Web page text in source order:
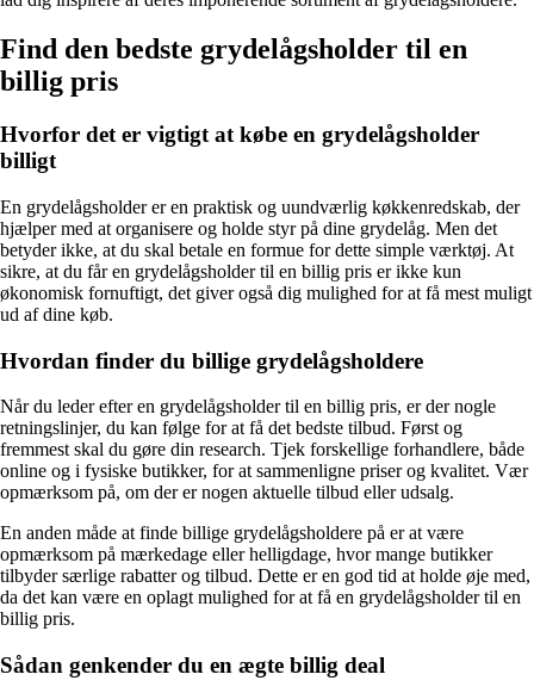
Find den bedste grydelågsholder til en
billig pris
Hvorfor det er vigtigt at købe en grydelågsholder
billigt
En grydelågsholder er en praktisk og uundværlig køkkenredskab, der
hjælper med at organisere og holde styr på dine grydelåg. Men det
betyder ikke, at du skal betale en formue for dette simple værktøj. At
sikre, at du får en grydelågsholder til en billig pris er ikke kun
økonomisk fornuftigt, det giver også dig mulighed for at få mest muligt
ud af dine køb.
Hvordan finder du billige grydelågsholdere
Når du leder efter en grydelågsholder til en billig pris, er der nogle
retningslinjer, du kan følge for at få det bedste tilbud. Først og
fremmest skal du gøre din research. Tjek forskellige forhandlere, både
online og i fysiske butikker, for at sammenligne priser og kvalitet. Vær
opmærksom på, om der er nogen aktuelle tilbud eller udsalg.
En anden måde at finde billige grydelågsholdere på er at være
opmærksom på mærkedage eller helligdage, hvor mange butikker
tilbyder særlige rabatter og tilbud. Dette er en god tid at holde øje med,
da det kan være en oplagt mulighed for at få en grydelågsholder til en
billig pris.
Sådan genkender du en ægte billig deal